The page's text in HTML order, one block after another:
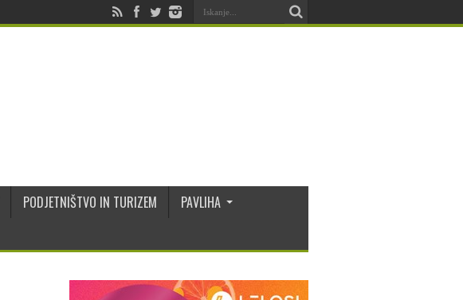
PODJETNIŠTVO IN TURIZEM
PAVLIHA